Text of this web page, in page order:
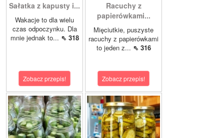
Sałatka z kapusty i...
Wakacje to dla wielu
czas odpoczynku. Dla
mnie jednak to... ⇖ 318
Zobacz przepis!
Racuchy z
papierówkami...
Mięciutkie, puszyste
racuchy z papierówkami
to jeden z... ⇖ 316
Zobacz przepis!